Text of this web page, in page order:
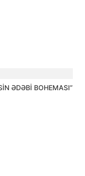
ƏDƏBİ BOHEMASI”